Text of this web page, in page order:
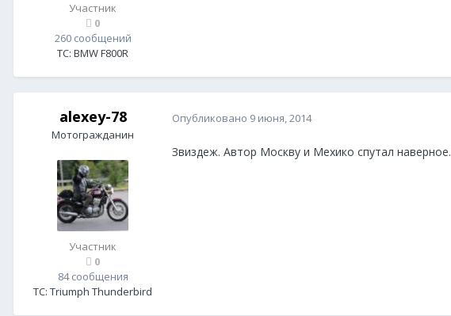
Участник
0
260 сообщений
ТС: BMW F800R
alexey-78
Мотогражданин
Участник
0
84 сообщения
ТС: Triumph Thunderbird
Опубликовано 9 июня, 2014
Звиздеж. Автор Москву и Мехико спутал наверное.